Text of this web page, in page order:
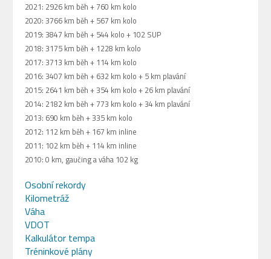
2021: 2926 km běh + 760 km kolo
2020: 3766 km běh + 567 km kolo
2019: 3847 km běh + 544 kolo + 102 SUP
2018: 3175 km běh + 1228 km kolo
2017: 3713 km běh + 114 km kolo
2016: 3407 km běh + 632 km kolo + 5 km plavání
2015: 2641 km běh + 354 km kolo + 26 km plavání
2014: 2182 km běh + 773 km kolo + 34 km plavání
2013: 690 km běh + 335 km kolo
2012: 112 km běh + 167 km inline
2011: 102 km běh + 114 km inline
2010: 0 km, gaučing a váha 102 kg
Osobní rekordy
Kilometráž
Váha
VDOT
Kalkulátor tempa
Tréninkové plány